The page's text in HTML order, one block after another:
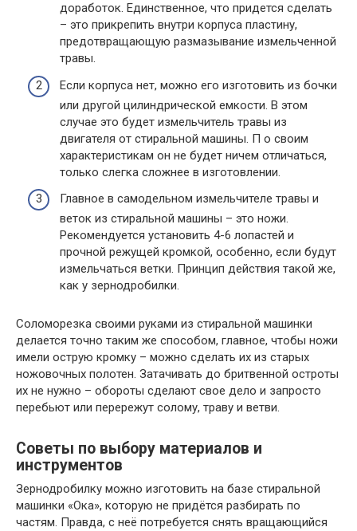
доработок. Единственное, что придется сделать
– это прикрепить внутри корпуса пластину,
предотвращающую размазывание измельченной
травы.
Если корпуса нет, можно его изготовить из бочки
или другой цилиндрической емкости. В этом
случае это будет измельчитель травы из
двигателя от стиральной машины. П о своим
характеристикам он не будет ничем отличаться,
только слегка сложнее в изготовлении.
Главное в самодельном измельчителе травы и
веток из стиральной машины – это ножи.
Рекомендуется установить 4-6 лопастей и
прочной режущей кромкой, особенно, если будут
измельчаться ветки. Принцип действия такой же,
как у зернодробилки.
Соломорезка своими руками из стиральной машинки
делается точно таким же способом, главное, чтобы ножи
имели острую кромку – можно сделать их из старых
ножовочных полотен. Затачивать до бритвенной остроты
их не нужно – обороты сделают свое дело и запросто
перебьют или перережут солому, траву и ветви.
Советы по выбору материалов и
инструментов
Зернодробилку можно изготовить на базе стиральной
машинки «Ока», которую не придётся разбирать по
частям. Правда, с неё потребуется снять вращающийся